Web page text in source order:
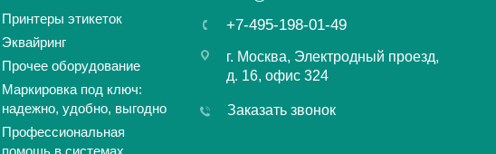
Принтеры этикеток
Эквайринг
Прочее оборудование
Маркировка под ключ:
надежно, удобно, выгодно
Профессиональная
помощь в системах
+7-495-198-01-49
г. Москва, Электродный проезд,
д. 16, офис 324
Заказать звонок